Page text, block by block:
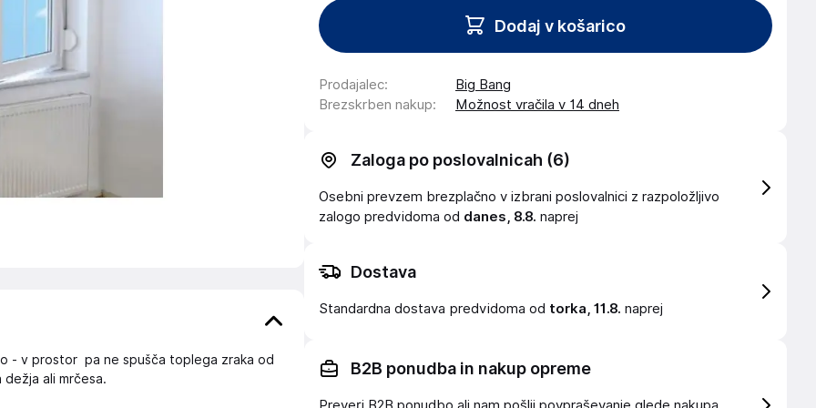
- v prostor pa ne spušča toplega zraka od
dežja ali mrčesa.
Dodaj v košarico
Prodajalec:
Big Bang
Brezskrben nakup: Možnost vračila v 14 dneh
Zaloga po poslovalnicah (6)
Osebni prevzem brezplačno v izbrani poslovalnici z razpoložljivo
zalogo predvidoma od danes, 8.8. naprej
Dostava
Standardna dostava predvidoma od torka, 11.8. naprej
B2B ponudba in nakup opreme